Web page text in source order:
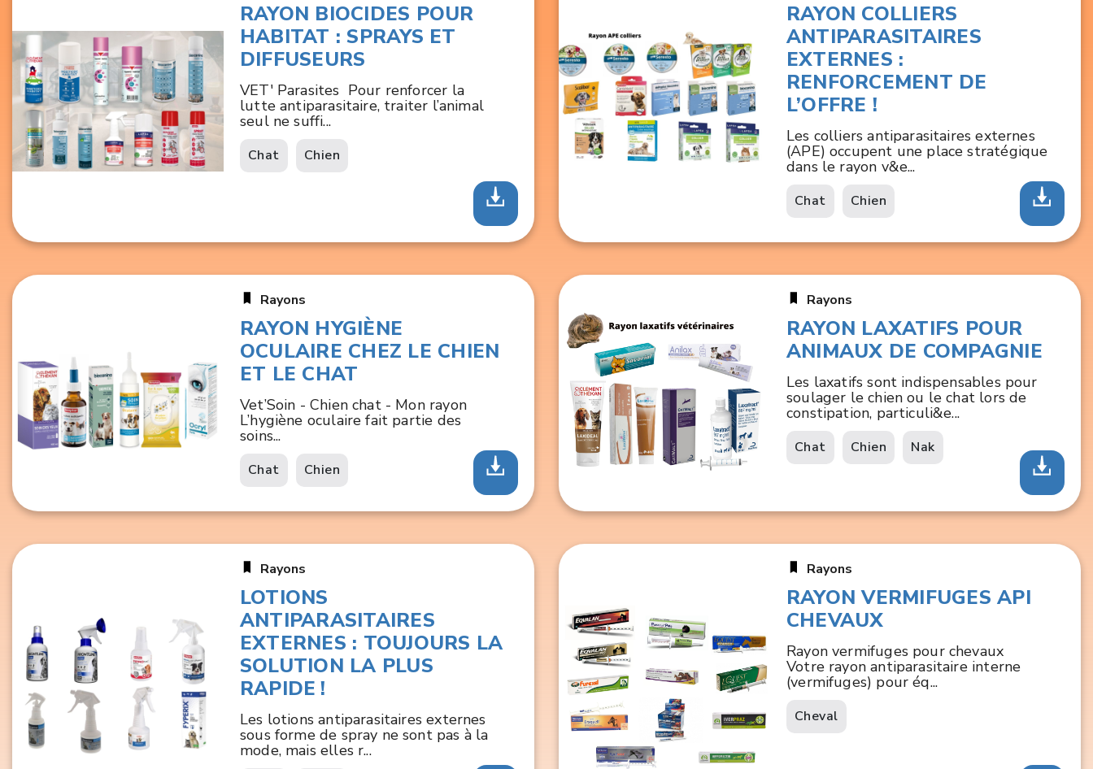
RAYON BIOCIDES POUR
HABITAT : SPRAYS ET
DIFFUSEURS
VET' Parasites Pour renforcer la
lutte antiparasitaire, traiter l’animal
seul ne suffi...
Chat Chien
RAYON COLLIERS
ANTIPARASITAIRES
EXTERNES :
RENFORCEMENT DE
L’OFFRE !
Les colliers antiparasitaires externes
(APE) occupent une place stratégique
dans le rayon v&e...
Chat Chien
Rayons
RAYON HYGIÈNE
OCULAIRE CHEZ LE CHIEN
ET LE CHAT
Vet’Soin - Chien chat - Mon rayon
L’hygiène oculaire fait partie des
soins...
Chat Chien
Rayons
RAYON LAXATIFS POUR
ANIMAUX DE COMPAGNIE
Les laxatifs sont indispensables pour
soulager le chien ou le chat lors de
constipation, particuli&e...
Chat Chien Nak
Rayons
LOTIONS
ANTIPARASITAIRES
EXTERNES : TOUJOURS LA
SOLUTION LA PLUS
RAPIDE !
Les lotions antiparasitaires externes
sous forme de spray ne sont pas à la
mode, mais elles r...
Rayons
RAYON VERMIFUGES API
CHEVAUX
Rayon vermifuges pour chevaux
Votre rayon antiparasitaire interne
(vermifuges) pour éq...
Cheval